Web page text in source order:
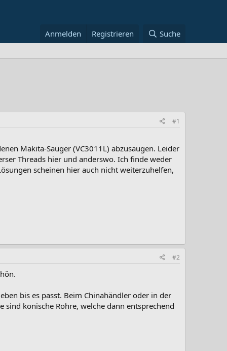
Anmelden Registrieren Suche
#1
Makita-Sauger (VC3011L) abzusaugen. Leider
Threads hier und anderswo. Ich finde weder
scheinen hier auch nicht weiterzuhelfen,
#2
bis es passt. Beim Chinahändler oder in der
konische Rohre, welche dann entsprechend